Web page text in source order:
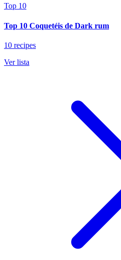
Top 10
Top 10 Coquetéis de Dark rum
10 recipes
Ver lista